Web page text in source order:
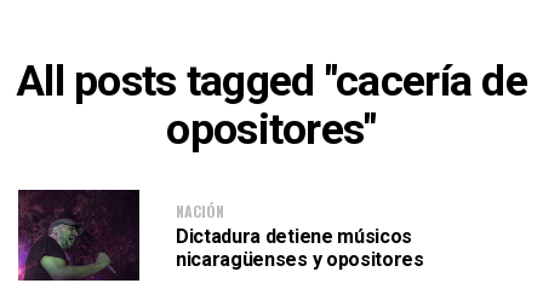
All posts tagged "cacería de
opositores"
NACIÓN
Dictadura detiene músicos
nicaragüenses y opositores